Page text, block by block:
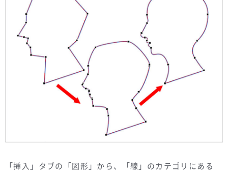
「挿入」タブの「図形」から、「線」のカテゴリにある